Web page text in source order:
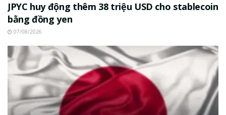
JPYC huy động thêm 38 triệu USD cho stablecoin
bằng đồng yen
07/08/2026